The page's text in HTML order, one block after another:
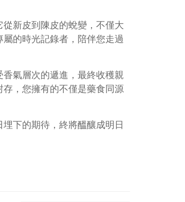
新皮到陳皮的蛻變，不僅大
的時光記錄者，陪伴您走過
氣層次的遞進，最終收穫親
，您擁有的不僅是藥食同源
下的期待，終將醞釀成明日